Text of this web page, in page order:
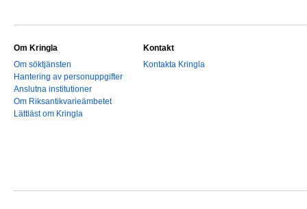
Om Kringla
Om söktjänsten
Hantering av personuppgifter
Anslutna institutioner
Om Riksantikvarieämbetet
Lättläst om Kringla
Kontakt
Kontakta Kringla